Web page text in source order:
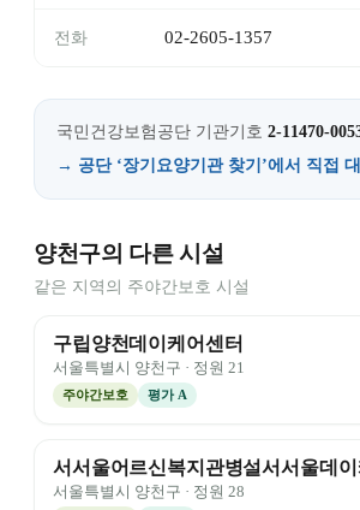
전화 02-2605-1357
국민건강보험공단 기관기호 2-11470-
→ 공단 ‘장기요양기관 찾기’에서 직접 대
양천구의 다른 시설
같은 지역의 주야간보호 시설
구립양천데이케어센터
서울특별시 양천구 · 정원 21
주야간보호 평가 A
서서울어르신복지관병설서서울데이
서울특별시 양천구 · 정원 28